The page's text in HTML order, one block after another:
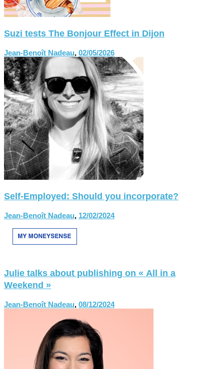
Suzi tests The Bonjour Effect in Dijon
Jean-Benoît Nadeau, 02/05/2026
Self-Employed: Should you incorporate?
Jean-Benoît Nadeau, 12/02/2024
Julie talks about publishing on « All in a
Weekend »
Jean-Benoît Nadeau, 08/12/2024